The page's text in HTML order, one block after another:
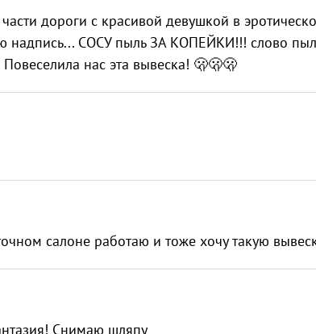
дороги с красивой девушкой в
надпись... СОСУ пыль ЗА КОПЕЙКИ!!! слово
нас эта вывеска! 🫢🫢🫢
салоне работаю и тоже хочу такую
Снимаю шляпу